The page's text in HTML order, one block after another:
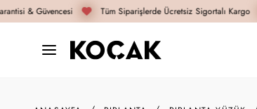
& Güvencesi Tüm Siparişlerde Ücretsiz Sigortalı Kargo